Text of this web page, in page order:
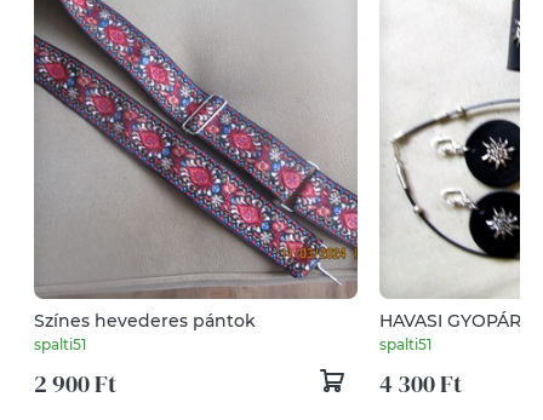
Színes hevederes pántok
spalti51
2 900 Ft
HAVASI GYOPÁROS
bőrből
spalti51
4 300 Ft